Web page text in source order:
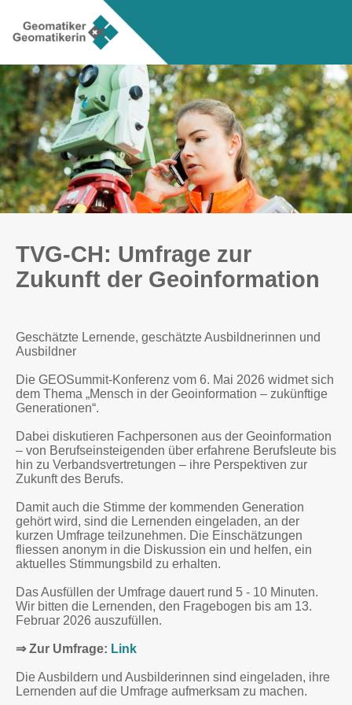
TVG-CH: Umfrage zur
Zukunft der Geoinformation
Geschätzte Lernende, geschätzte Ausbildnerinnen und
Ausbildner
Die GEOSummit-Konferenz vom 6. Mai 2026 widmet sich
dem Thema „Mensch in der Geoinformation – zukünftige
Generationen“.
Dabei diskutieren Fachpersonen aus der Geoinformation
– von Berufseinsteigenden über erfahrene Berufsleute bis
hin zu Verbandsvertretungen – ihre Perspektiven zur
Zukunft des Berufs.
Damit auch die Stimme der kommenden Generation
gehört wird, sind die Lernenden eingeladen, an der
kurzen Umfrage teilzunehmen. Die Einschätzungen
fliessen anonym in die Diskussion ein und helfen, ein
aktuelles Stimmungsbild zu erhalten.
Das Ausfüllen der Umfrage dauert rund 5 - 10 Minuten.
Wir bitten die Lernenden, den Fragebogen bis am 13.
Februar 2026 auszufüllen.
⇒ Zur Umfrage: Link
Die Ausbildern und Ausbilderinnen sind eingeladen, ihre
Lernenden auf die Umfrage aufmerksam zu machen.